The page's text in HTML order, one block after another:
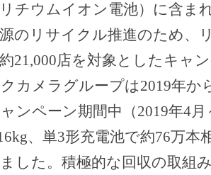
チウムイオン電池）に含ま
のリサイクル推進のため、
21,000店を対象としたキャ
カメラグループは2019年か
ンペーン期間中（2019年4月
、単3形充電池で約76万本
した。積極的な回収の取組